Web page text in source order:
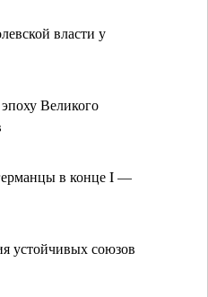
власти у
Великого
в конце I —
устойчивых союзов